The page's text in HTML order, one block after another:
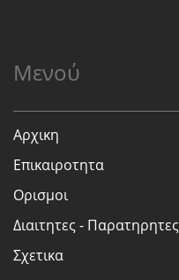
Μενού
Αρχικη
Επικαιροτητα
Ορισμοι
Διαιτητες - Παρατηρητες
Σχετικα